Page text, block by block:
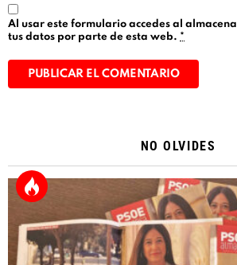
Al usar este formulario accedes al
tus datos por parte de esta web. *
NO OLVIDES